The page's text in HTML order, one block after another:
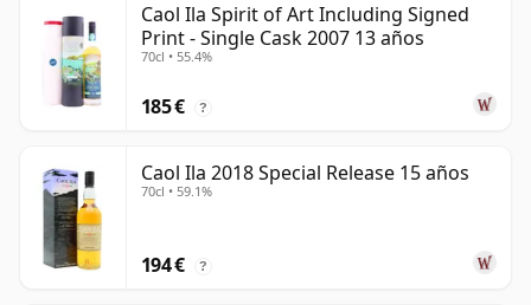
Caol Ila Spirit of Art Including Signed
Print - Single Cask 2007 13 años
70cl • 55.4%
185 € ?
Caol Ila 2018 Special Release 15 años
70cl • 59.1%
194 € ?